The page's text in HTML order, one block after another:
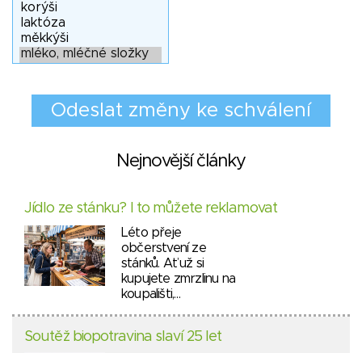
Nejnovější články
Jídlo ze stánku? I to můžete reklamovat
Léto přeje
občerstvení ze
stánků. Ať už si
kupujete zmrzlinu na
koupališti,…
Soutěž biopotravina slaví 25 let